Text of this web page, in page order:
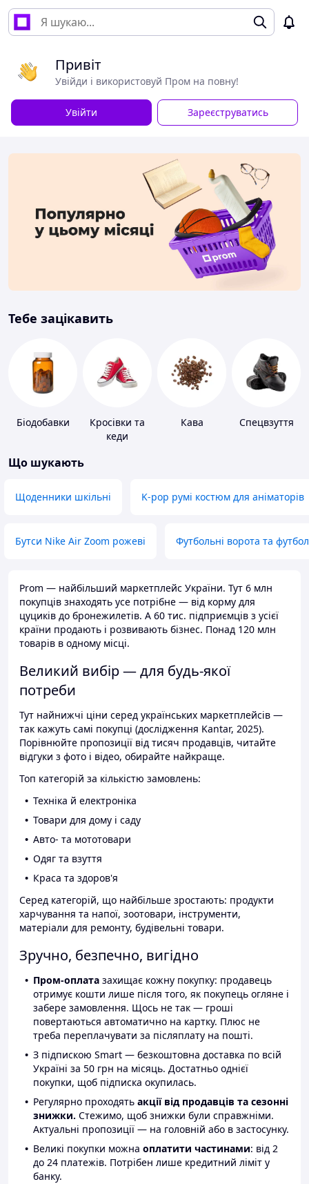
Привіт
Увійди і використовуй Пром на повну!
Увійти Зареєструватись
Тебе зацікавить
Біодобавки
Кросівки та
кеди
Кава Спецвзуття
Що шукають
Щоденники шкільні K-pop румі костюм для аніматорів
Бутси Nike Air Zoom рожеві Футбольні ворота та
Prom — найбільший маркетплейс України. Тут 6 млн
покупців знаходять усе потрібне — від корму для
цуциків до бронежилетів. А 60 тис. підприємців з усієї
країни продають і розвивають бізнес. Понад 120 млн
товарів в одному місці.
Великий вибір — для будь-якої
потреби
Тут найнижчі ціни серед українських маркетплейсів —
так кажуть самі покупці (дослідження Kantar, 2025).
Порівнюйте пропозиції від тисяч продавців, читайте
відгуки з фото і відео, обирайте найкраще.
Топ категорій за кількістю замовлень:
Техніка й електроніка
Товари для дому і саду
Авто- та мототовари
Одяг та взуття
Краса та здоров'я
Серед категорій, що найбільше зростають: продукти
харчування та напої, зоотовари, інструменти,
матеріали для ремонту, будівельні товари.
Зручно, безпечно, вигідно
Пром-оплата захищає кожну покупку: продавець
отримує кошти лише після того, як покупець огляне і
забере замовлення. Щось не так — гроші
повертаються автоматично на картку. Плюс не
треба переплачувати за післяплату на пошті.
З підпискою Smart — безкоштовна доставка по всій
Україні за 50 грн на місяць. Достатньо однієї
покупки, щоб підписка окупилась.
Регулярно проходять акції від продавців та сезонні
знижки. Стежимо, щоб знижки були справжніми.
Актуальні пропозиції — на головній або в застосунку.
Великі покупки можна оплатити частинами: від 2
до 24 платежів. Потрібен лише кредитний ліміт у
банку.